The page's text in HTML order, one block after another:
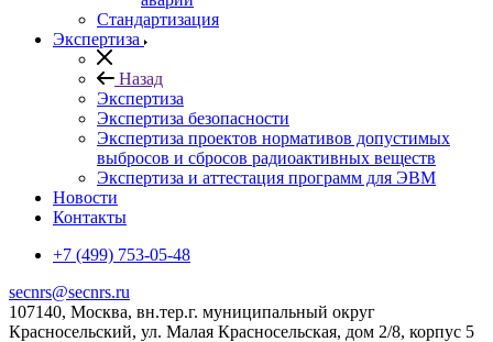
Стандартизация
Экспертиза
Назад
Экспертиза
Экспертиза безопасности
Экспертиза проектов нормативов допустимых
выбросов и сбросов радиоактивных веществ
Экспертиза и аттестация программ для ЭВМ
Новости
Контакты
+7 (499) 753-05-48
secnrs@secnrs.ru
107140, Москва, вн.тер.г. муниципальный округ
Красносельский, ул. Малая Красносельская, дом 2/8, корпус 5